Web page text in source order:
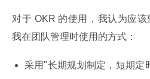
对于 OKR 的使用，我认为应
我在团队管理时使用的方式：
采用"长期规划制定，短期定